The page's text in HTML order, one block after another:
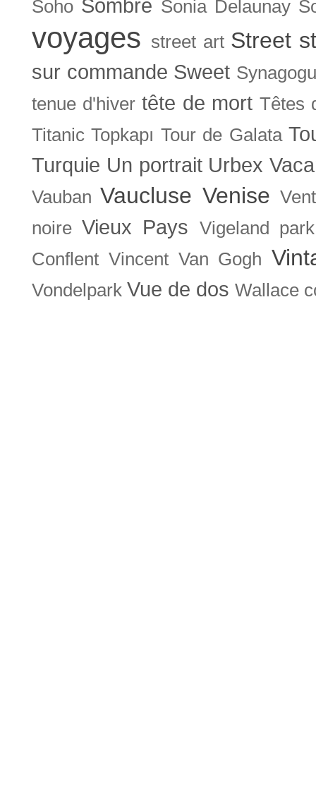
Soho Sombre Sonia Delaunay
voyages street art Street
sur commande Sweet
tenue d'hiver tête de mort Têtes
Titanic Topkapı Tour de Galata
Turquie Un portrait Urbex
Vauban Vaucluse Venise
noire Vieux Pays
Vigeland park
Conflent Vincent Van Gogh
Vondelpark Vue de dos Wallace